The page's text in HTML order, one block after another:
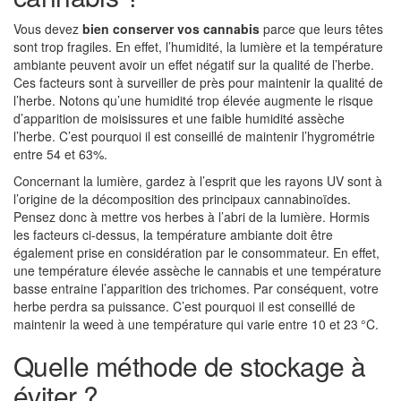
Vous devez bien conserver vos cannabis parce que leurs têtes
sont trop fragiles. En effet, l’humidité, la lumière et la température
ambiante peuvent avoir un effet négatif sur la qualité de l’herbe.
Ces facteurs sont à surveiller de près pour maintenir la qualité de
l’herbe. Notons qu’une humidité trop élevée augmente le risque
d’apparition de moisissures et une faible humidité assèche
l’herbe. C’est pourquoi il est conseillé de maintenir l’hygrométrie
entre 54 et 63%.
Concernant la lumière, gardez à l’esprit que les rayons UV sont à
l’origine de la décomposition des principaux cannabinoïdes.
Pensez donc à mettre vos herbes à l’abri de la lumière. Hormis
les facteurs ci-dessus, la température ambiante doit être
également prise en considération par le consommateur. En effet,
une température élevée assèche le cannabis et une température
basse entraine l’apparition des trichomes. Par conséquent, votre
herbe perdra sa puissance. C’est pourquoi il est conseillé de
maintenir la weed à une température qui varie entre 10 et 23 °C.
Quelle méthode de stockage à